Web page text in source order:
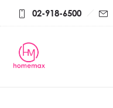
02-918-6500